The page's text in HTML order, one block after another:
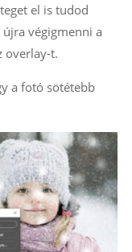
el is tudod
végigmenni a
overlay-t.
a fotó sötétebb